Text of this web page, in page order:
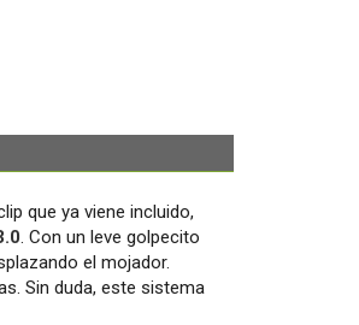
que ya viene incluido,
. Con un leve golpecito
el mojador.
Sin duda, este sistema